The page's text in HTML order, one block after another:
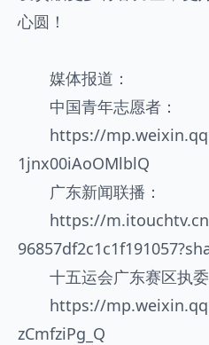
心圆！
媒体报道：
中国青年志愿者：
https://
1jnx00iAoOMlblQ
广东新闻联播：
https://
十五运会广东赛区执委
https://
zCmfziPg_Q